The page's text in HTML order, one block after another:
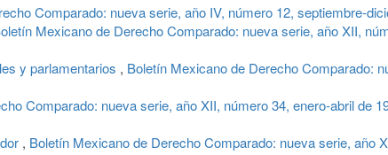
Comparado: nueva serie, año IV, número 12, septiembre-
Mexicano de Derecho Comparado: nueva serie, año XII,
y parlamentarios , Boletín Mexicano de Derecho Comparado:
Comparado: nueva serie, año XII, número 34, enero-abril de
, Boletín Mexicano de Derecho Comparado: nueva serie, año